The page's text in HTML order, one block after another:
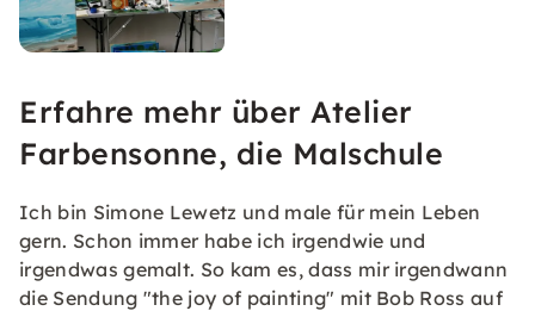
Erfahre mehr über Atelier
Farbensonne, die Malschule
Ich bin Simone Lewetz und male für mein Leben
gern. Schon immer habe ich irgendwie und
irgendwas gemalt. So kam es, dass mir irgendwann
die Sendung "the joy of painting" mit Bob Ross auf